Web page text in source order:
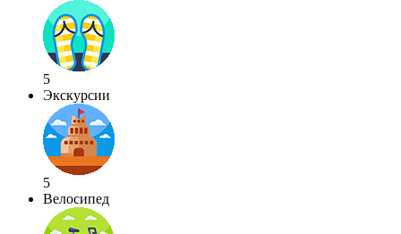
5
Экскурсии
5
Велосипед